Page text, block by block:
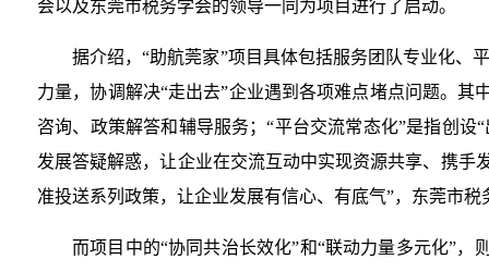
会以及东莞市税务学会的领导一同为项目进行了启动。
据介绍，“助航莞家”项目具体包括服务团队专业化、
力量，协调解决“走出去”企业遇到各项难点堵点问题。其
咨询、政策解答和辅导服务；“平台交流常态化”是指创
发展答疑解惑，让企业在交流互动中实现资源共享、携手
准投送系列政策，让企业发展有信心、有底气”，东莞市
而项目中的“协同共治长效化”和“联动力量多元化”